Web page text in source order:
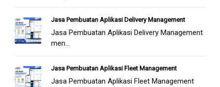
Jasa Pembuatan Aplikasi Delivery Management
Jasa Pembuatan Aplikasi Delivery Management
men...
Jasa Pembuatan Aplikasi Fleet Management
Jasa Pembuatan Aplikasi Fleet Management